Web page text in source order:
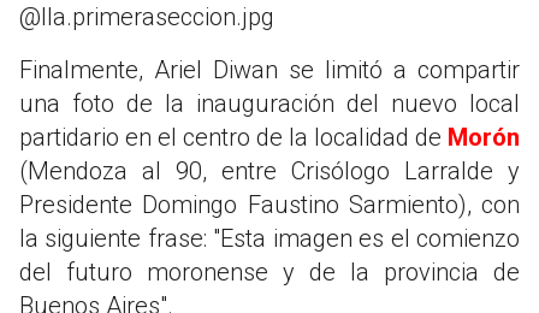
@lla.primeraseccion.jpg
Finalmente, Ariel Diwan se limitó a compartir
una foto de la inauguración del nuevo local
partidario en el centro de la localidad de Morón
(Mendoza al 90, entre Crisólogo Larralde y
Presidente Domingo Faustino Sarmiento), con
la siguiente frase: "Esta imagen es el comienzo
del futuro moronense y de la provincia de
Buenos Aires".